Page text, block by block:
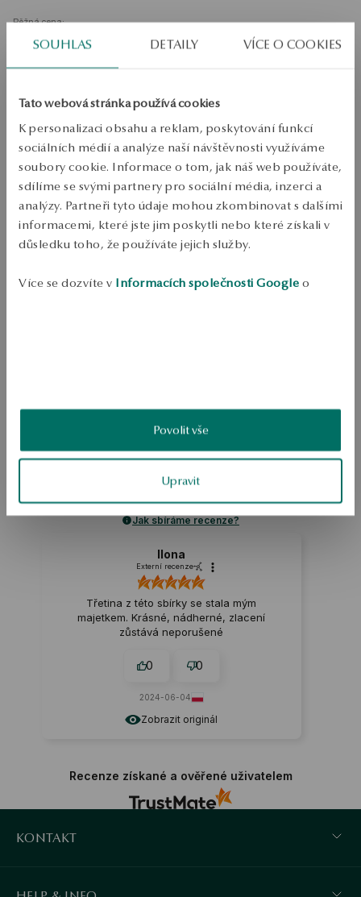
SOUHLAS DETAILY VÍCE O COOKIES
Tato webová stránka používá cookies
K personalizaci obsahu a reklam, poskytování funkcí
sociálních médií a analýze naší návštěvnosti využíváme
soubory cookie. Informace o tom, jak náš web používáte,
sdílíme se svými partnery pro sociální média, inzerci a
analýzy. Partneři tyto údaje mohou zkombinovat s dalšími
informacemi, které jste jim poskytli nebo které získali v
důsledku toho, že používáte jejich služby.
Více se dozvíte v Informacích společnosti Google o
Povolit vše
Upravit
Běžná cena:
Velikost
PŘIDAT DO KOŠÍKU
Ověřte si dostupnost na prodejně
Odeslání:1pracovní dny
Doprava zdarma od 1700 Kč
Bezplatné vrácení až do 100 dnů v YES Clubu
PODROBNOSTI
5.0
1hodnocení
Jak sbíráme recenze?
Zobrazit originál
Ilona
Externí recenze
Třetina z této sbírky se stala mým
majetkem. Krásné, nádherné, zlacení
zůstává neporušené
0 0
2024-06-04
Recenze získané a ověřené uživatelem
KONTAKT